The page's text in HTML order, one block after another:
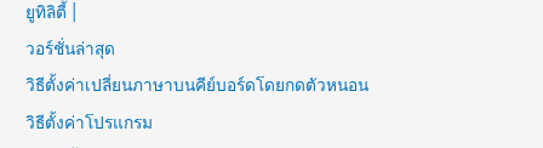
ยูทิลิตี้ |
วอร์ชั่นล่าสุด
วิธีตั้งค่าเปลี่ยนภาษาบนคีย์บอร์ดโดยกดตัวหนอน
วิธีตั้งค่าโปรแกรม